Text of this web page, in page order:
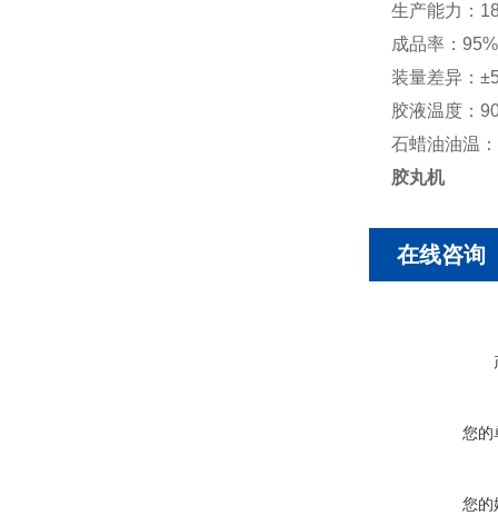
生产能力：
成品率：
装量差异：
胶液温度：
石蜡油油温
胶丸机
在线咨询
您的
您的